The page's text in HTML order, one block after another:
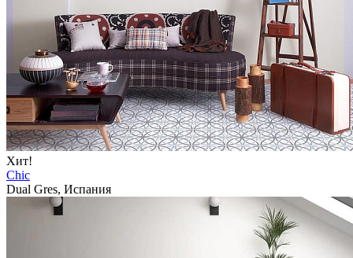
Хит!
Chic
Dual Gres, Испания